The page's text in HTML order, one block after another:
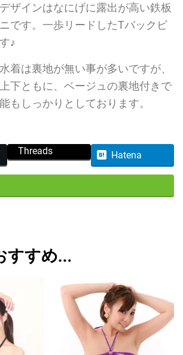
ザインはなにげに露出が高い鉄板
です。一歩リードしたTバックビ
♪
着は裏地が無い事が多いですが、
下ともに、ベージュの裏地付きで
もしっかりとしております。
Threads Hatena
すすめ…